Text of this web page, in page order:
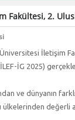
Fakültesi, 2.
İletişim
İG 2025)
ve dünyanın
değerli